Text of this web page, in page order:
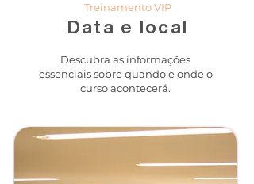
Data e local
Treinamento VIP
Descubra as informações
essenciais sobre quando e onde o
curso acontecerá.